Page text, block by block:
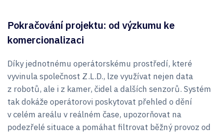
Pokračování projektu: od výzkumu ke
komercionalizaci
Díky jednotnému operátorskému prostředí, které
vyvinula společnost Z.L.D., lze využívat nejen data
z robotů, ale i z kamer, čidel a dalších senzorů. Systém
tak dokáže operátorovi poskytovat přehled o dění
v celém areálu v reálném čase, upozorňovat na
podezřelé situace a pomáhat filtrovat běžný provoz od